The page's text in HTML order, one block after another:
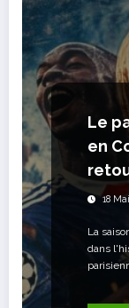
Le
en
1994
18
La
dans